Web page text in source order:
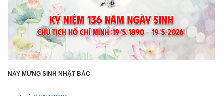
NAY MỪNG SINH NHẬT BÁC